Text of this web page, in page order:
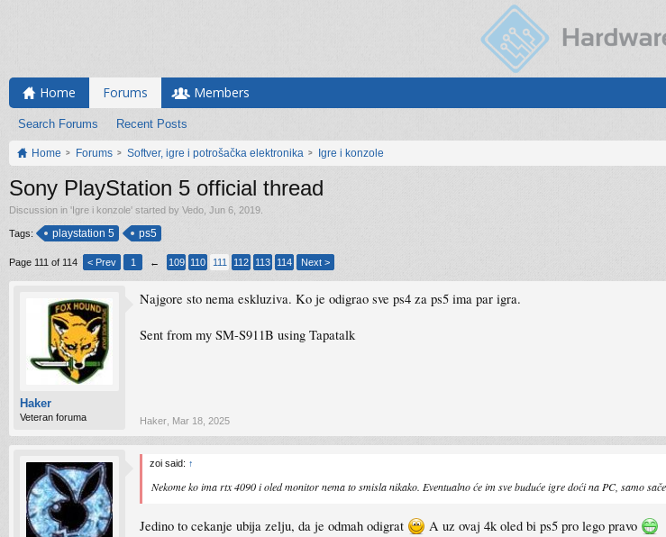
Home Forums
Search Forums Recent Posts
Members
Home Forums Softver, igre i potrošačka elektronika Igre i konzole
Sony PlayStation 5 official thread
Discussion in 'Igre i konzole' started by Vedo Jun 6, 2019
Tags: playstation 5 ps5
Page 111 of 114 < Prev 1 ← 109 110 111 112 113 114 Next >
Haker
Veteran foruma
Najgore sto nema eskluziva. Ko je odigrao sve ps4 za ps5 ima par igra.
Sent from my SM-S911B using Tapatalk
Haker Mar 18, 2025
zoi said: ↑
Nekome ko ima rtx 4090 i oled monitor nema to smisla nikako. Eventualno će im sve buduće igre doći na PC, samo
Jedino to cekanje ubija zelju, da je odmah odigrat A uz ovaj 4k oled bi ps5 pro lego pravo